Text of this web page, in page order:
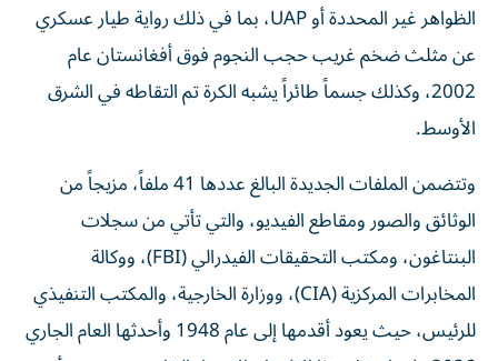
الظواهر غير المحددة أو UAP، بما في ذلك رواية طيار عسكري
عن مثلث ضخم غريب حجب النجوم فوق أفغانستان عام
2002، وكذلك جسماً طائراً يشبه الكرة تم التقاطه في الشرق
الأوسط.
وتتضمن الملفات الجديدة البالغ عددها 41 ملفاً، مزيجاً من
الوثائق والصور ومقاطع الفيديو، والتي تأتي من سجلات
البنتاغون، ومكتب التحقيقات الفيدرالي (FBI)، ووكالة
المخابرات المركزية (CIA)، ووزارة الخارجية، والمكتب التنفيذي
للرئيس، حيث يعود أقدمها إلى عام 1948 وأحدثها العام الجاري